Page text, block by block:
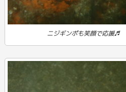
ニジギンポも笑顔で応援♬